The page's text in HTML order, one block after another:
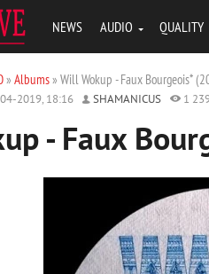
NEWS AUDIO QUALITY
» Albums» Will Wokup - Faux Bourgeois*
2019, 18:16 SHAMANICUS 1
- Faux